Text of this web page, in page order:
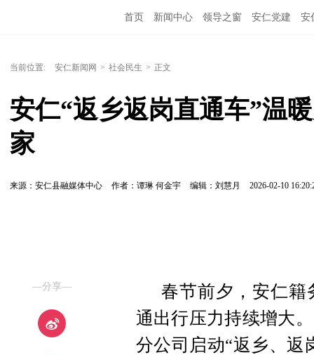
首页 新闻中心 领导之窗 安仁党建 安
当前位置: 安仁新闻网 > 社会民生 > 正文
安仁“返乡返岗直通车”温
家
来源：安仁县融媒体中心 作者：谭琳 何金宇 编辑：刘慧月 2026-02-10
—分享—
春节前夕，安仁籍
通出行压力持续增大
分公司启动“返乡、返